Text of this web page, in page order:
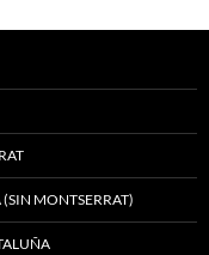
(SIN MONTSERRAT)